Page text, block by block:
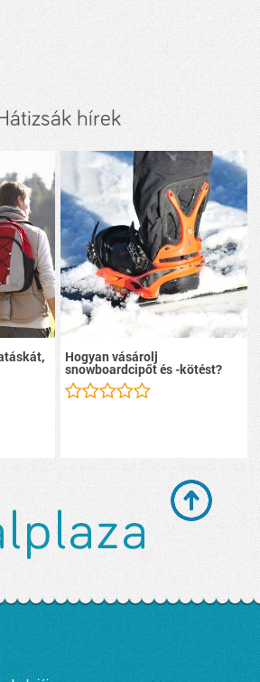
hírek
Hogyan vásárolj
snowboardcipőt és -kötést?